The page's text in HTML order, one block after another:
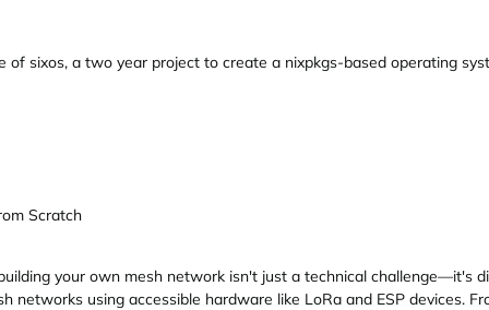
of sixos, a two year project to create a nixpkgs-based operating
Scratch
your own mesh network isn't just a technical challenge—it's
networks using accessible hardware like LoRa and ESP devices.